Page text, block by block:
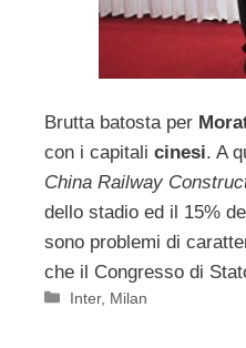
Brutta batosta per
con i capitali cinesi. A
China Railway
dello stadio ed il 15%
sono problemi di
che il Congresso di
Categorie
Inter, Milan